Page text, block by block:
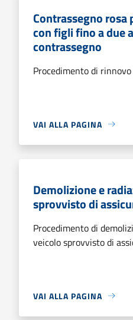
Contrassegno rosa
con figli fino a due
contrassegno
Procedimento di
VAI ALLA PAGINA
Demolizione e
sprovvisto di
Procedimento di
veicolo sprovvisto di
VAI ALLA PAGINA